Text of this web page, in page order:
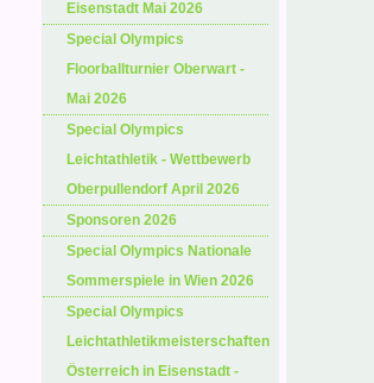
Eisenstadt Mai 2026
Special Olympics
Floorballturnier Oberwart -
Mai 2026
Special Olympics
Leichtathletik - Wettbewerb
Oberpullendorf April 2026
Sponsoren 2026
Special Olympics Nationale
Sommerspiele in Wien 2026
Special Olympics
Leichtathletikmeisterschaften
Österreich in Eisenstadt -